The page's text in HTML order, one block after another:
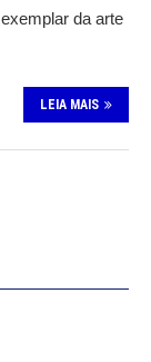
da arte
LEIA MAIS